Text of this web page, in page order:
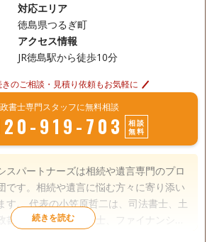
対応エリア
徳島県つるぎ町
アクセス情報
JR徳島駅から徒歩10分
のご相談・見積り依頼もお気軽に
書士専門スタッフに無料相談
919-703
相談
無料
スパートナーズは相続や遺言専門のプロ
です。相続や遺言に悩む方々に寄り添い
司法書士、土
書士、宅地建物取引士、ファイナンシャ